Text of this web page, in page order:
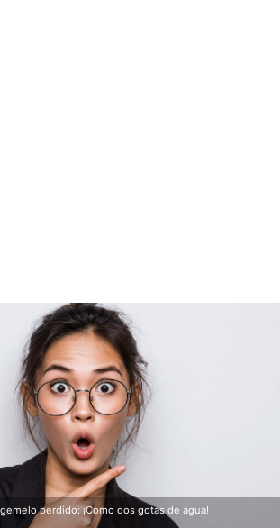
perdido: ¡Como dos gotas de agua!